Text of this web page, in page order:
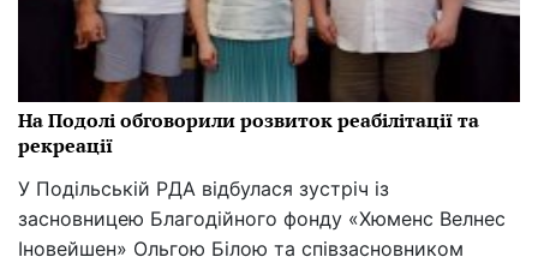
На Подолі обговорили розвиток реабілітації та
рекреації
У Подільській РДА відбулася зустріч із
засновницею Благодійного фонду «Хюменс Велнес
Іновейшен» Ольгою Білою та співзасновником